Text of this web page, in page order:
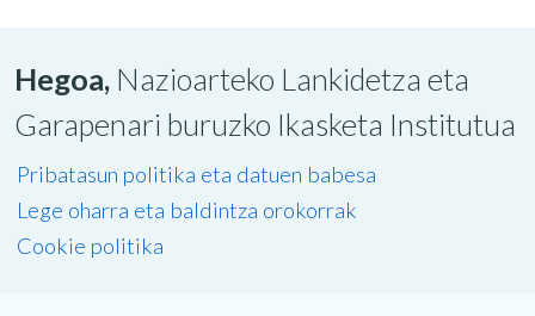
Hegoa, Nazioarteko Lankidetza eta
Garapenari buruzko Ikasketa Institutua
Pribatasun politika eta datuen babesa
Lege oharra eta baldintza orokorrak
Cookie politika